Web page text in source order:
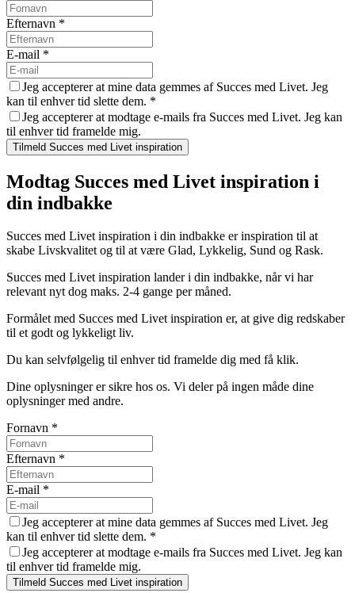
Efternavn *
E-mail *
Jeg accepterer at mine data gemmes af Succes med Livet. Jeg
kan til enhver tid slette dem. *
Jeg accepterer at modtage e-mails fra Succes med Livet. Jeg kan
til enhver tid framelde mig.
Tilmeld Succes med Livet inspiration
Modtag Succes med Livet inspiration i
din indbakke
Succes med Livet inspiration i din indbakke er inspiration til at
skabe Livskvalitet og til at være Glad, Lykkelig, Sund og Rask.
Succes med Livet inspiration lander i din indbakke, når vi har
relevant nyt dog maks. 2-4 gange per måned.
Formålet med Succes med Livet inspiration er, at give dig redskaber
til et godt og lykkeligt liv.
Du kan selvfølgelig til enhver tid framelde dig med få klik.
Dine oplysninger er sikre hos os. Vi deler på ingen måde dine
oplysninger med andre.
Fornavn *
Efternavn *
E-mail *
Jeg accepterer at mine data gemmes af Succes med Livet. Jeg
kan til enhver tid slette dem. *
Jeg accepterer at modtage e-mails fra Succes med Livet. Jeg kan
til enhver tid framelde mig.
Tilmeld Succes med Livet inspiration